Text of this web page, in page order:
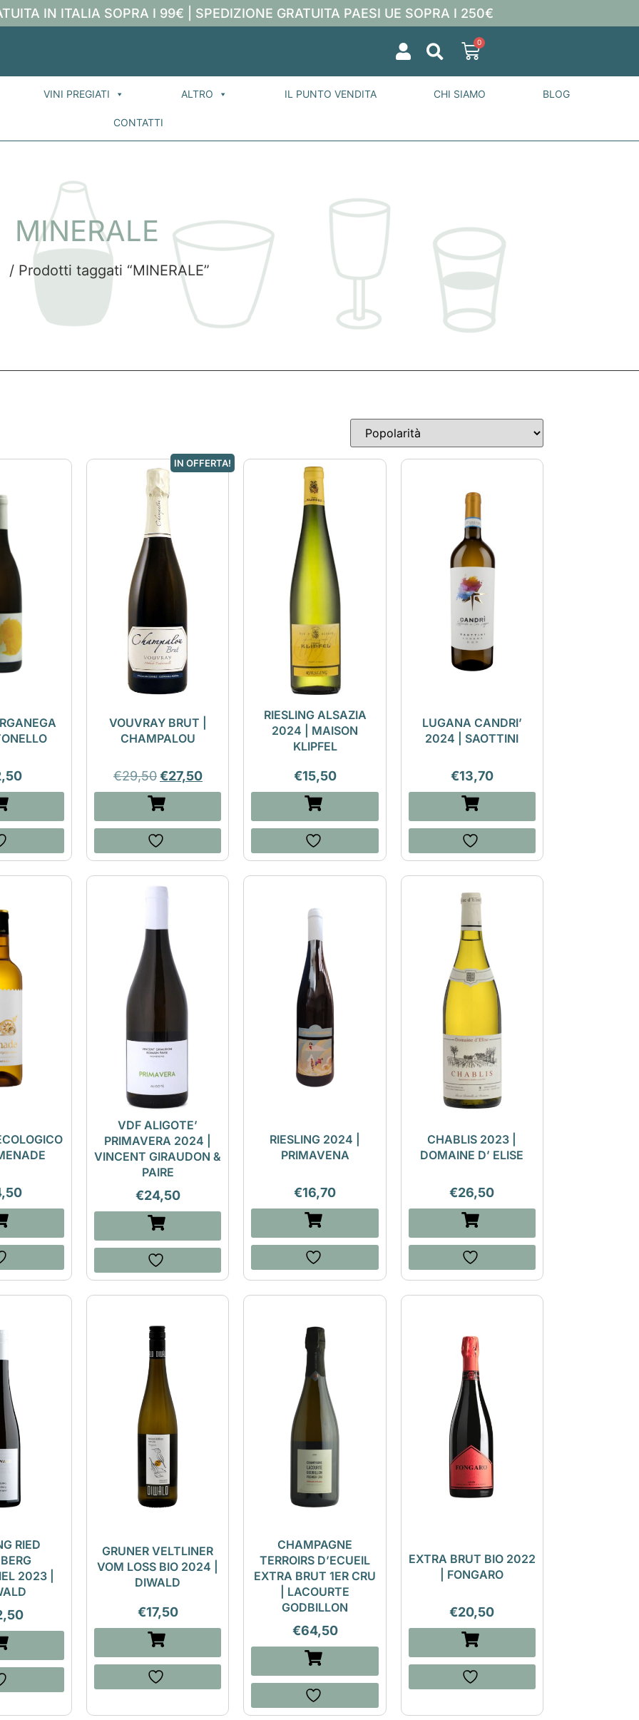
IN ITALIA SOPRA I 99€ | SPEDIZIONE GRATUITA PAESI UE SOPRA I 250€
0
VINI PREGIATI ALTRO IL PUNTO VENDITA CHI SIAMO BLOG
CONTATTI
MINERALE
/ Prodotti taggati “MINERALE”
IN OFFERTA!
VOUVRAY BRUT |
CHAMPALOU
€29,50€27,50
RIESLING ALSAZIA
2024 | MAISON
KLIPFEL
€15,50
LUGANA CANDRI’
2024 | SAOTTINI
€13,70
VDF ALIGOTE’
PRIMAVERA 2024 |
VINCENT GIRAUDON &
PAIRE
€24,50
RIESLING 2024 |
PRIMAVENA
€16,70
CHABLIS 2023 |
DOMAINE D’ ELISE
€26,50
RIED
2023 |
GRUNER VELTLINER
VOM LOSS BIO 2024 |
DIWALD
€17,50
CHAMPAGNE
TERROIRS D’ECUEIL
EXTRA BRUT 1ER CRU
| LACOURTE
GODBILLON
€64,50
EXTRA BRUT BIO 2022
| FONGARO
€20,50